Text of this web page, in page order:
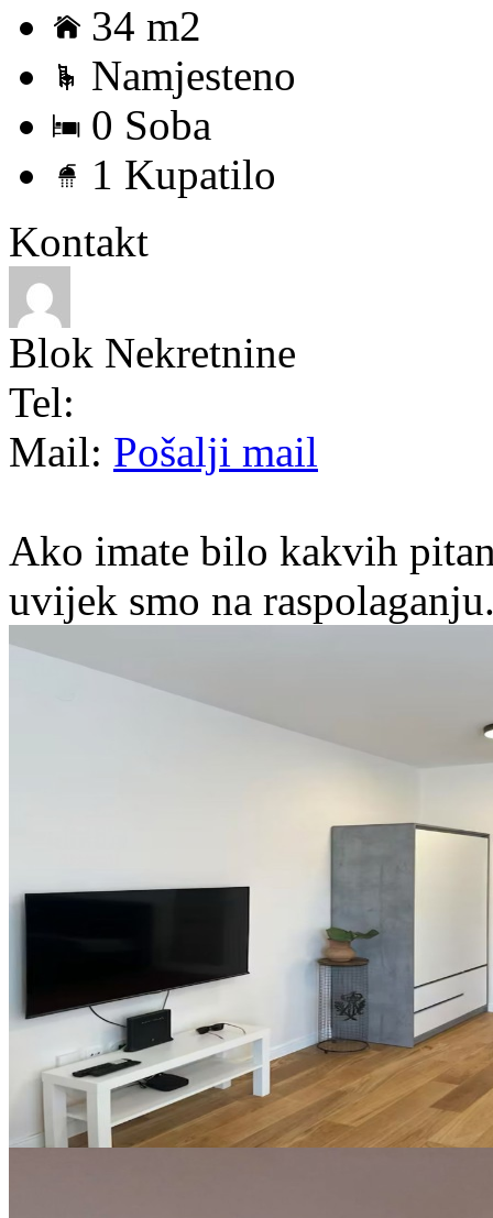
34 m2
Namjesteno
0 Soba
1 Kupatilo
Kontakt
Blok Nekretnine
Tel:
Mail: Pošalji mail
Ako imate bilo kakvih
uvijek smo na